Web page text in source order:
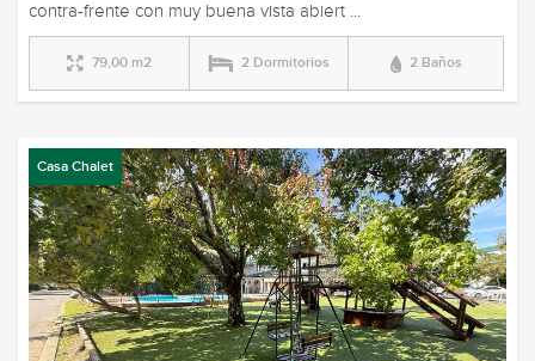
contra-frente con muy buena vista abiert ...
79,00 m2 2 Dormitorios 2 Baños
Casa Chalet